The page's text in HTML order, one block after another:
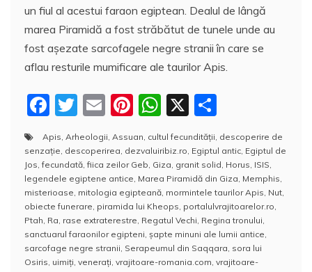
un fiul al acestui faraon egiptean. Dealul de lângă
marea Piramidă a fost străbătut de tunele unde au
fost aşezate sarcofagele negre stranii în care se
aflau resturile mumificare ale taurilor Apis.
F
a
c
e
b
o
o
k
T
w
itt
er
E
m
ai
l
Pi
er
e
st
W
h
at
s
A
p
p
X
a
rt
aj
e
a
z
ă
Apis Arheologii Assuan cultul fecundităţii descoperire de
senzaţie descoperirea dezvaluiribiz.ro Egiptul antic Egiptul de
Jos ,fecundată ,fiica zeilor Geb Giza granit solid Horus ISIS
legendele egiptene antice Marea Piramidă din Giza Memphis
misterioase mitologia egipteană mormintele taurilor Apis Nut
obiecte funerare piramida lui Kheops portalulvrajitoarelor.ro
Ptah Ra rase extraterestre Regatul Vechi Regina tronului
sanctuarul faraonilor egipteni şapte minuni ale lumii antice
sarcofage negre stranii Serapeumul din Saqqara sora lui
Osiris uimiţi veneraţi vrajitoare-romania.com vrajitoare-